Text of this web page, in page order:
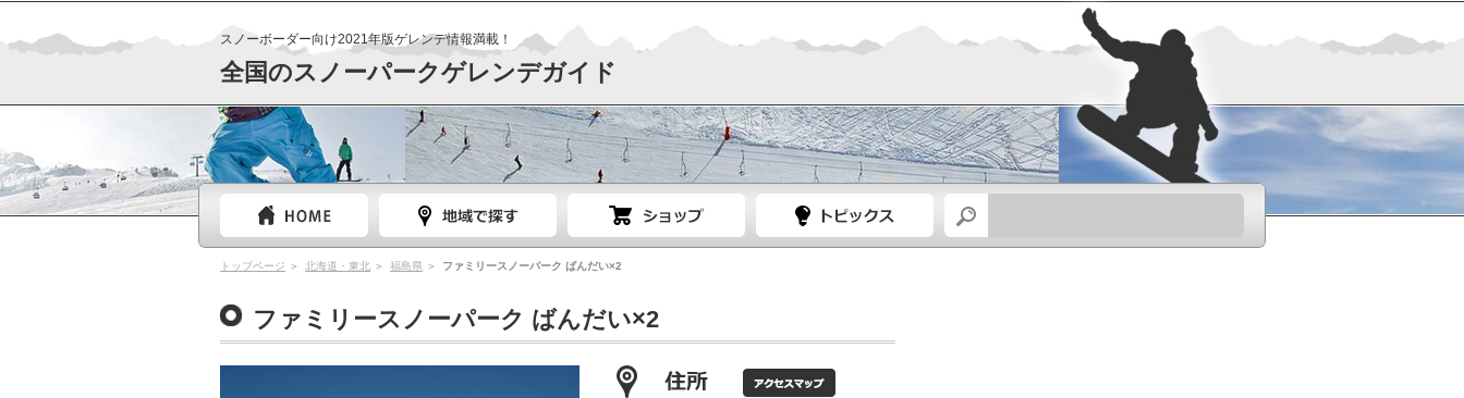
スノーボーダー向け2021年版ゲレンデ情報満載！
全国のスノーパークゲレンデガイド
トップページ 北海道・東北 福島県 ファミリースノーパーク ばんだい×2
ファミリースノーパーク ばんだい×2